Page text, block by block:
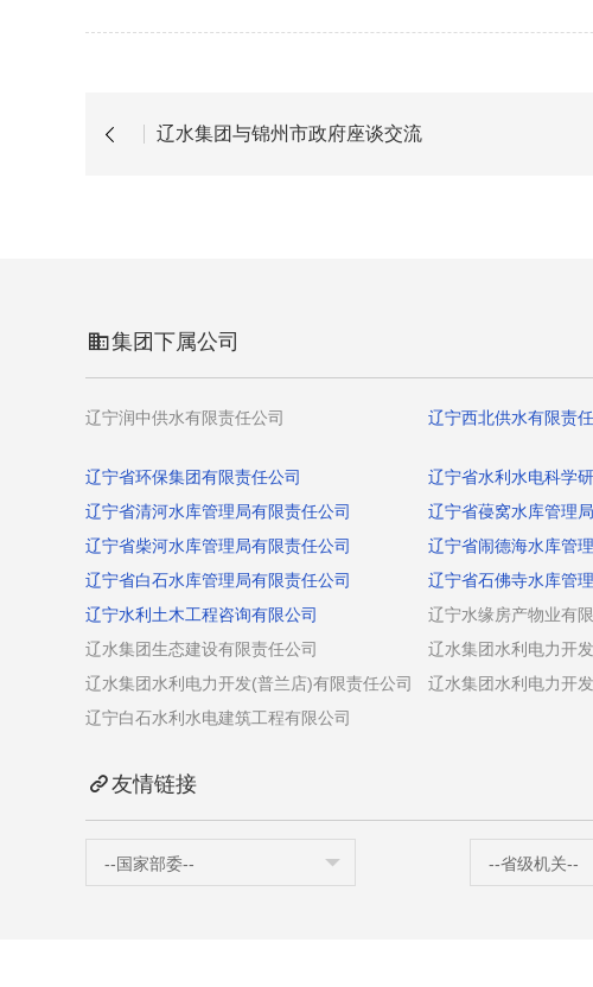
辽水集团与锦州市政府座谈交流
集团下属公司
辽宁润中供水有限责任公司 辽宁西北供水有限责
辽宁省环保集团有限责任公司
辽宁省水利水电科学
辽宁省清河水库管理局有限责任公司
辽宁省葠窝水库管理
辽宁省柴河水库管理局有限责任公司
辽宁省闹德海水库管
辽宁省白石水库管理局有限责任公司
辽宁省石佛寺水库管
辽宁水利土木工程咨询有限公司
辽宁水缘房产物业有
辽水集团生态建设有限责任公司
辽水集团水利电力开
辽水集团水利电力开发(普兰店)有限责任公司
辽水集团水利电力开
辽宁白石水利水电建筑工程有限公司
友情链接
--国家部委-- --省级机关--